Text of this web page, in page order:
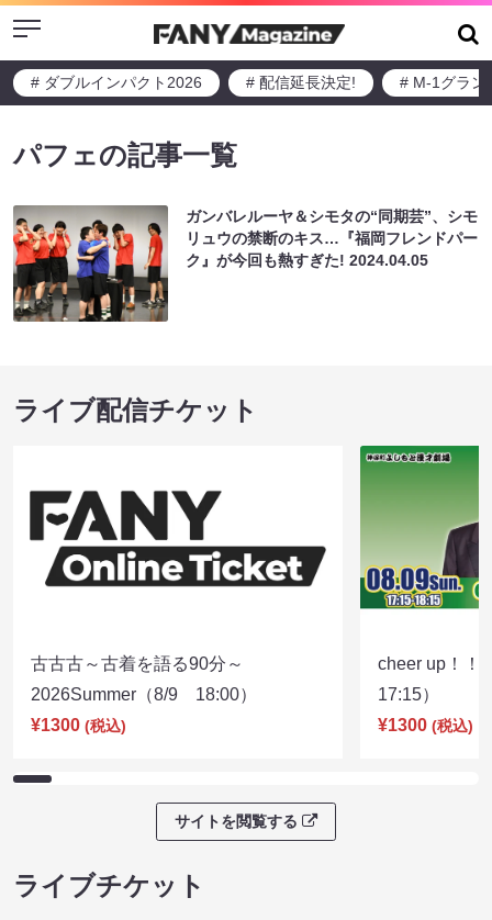
Menu
# ダブルインパクト2026 # 配信延長決定! # M-1グラン
パフェの記事一覧
ガンバレルーヤ＆シモタの“同期芸”、シモ
リュウの禁断のキス…『福岡フレンドパー
ク』が今回も熱すぎた!2024.04.05
ライブ配信チケット
古古古～古着を語る90分～
2026Summer（8/9 18:00）
¥1300 (税込)
cheer up！
17:15）
¥1300 (税込)
サイトを閲覧する
ライブチケット